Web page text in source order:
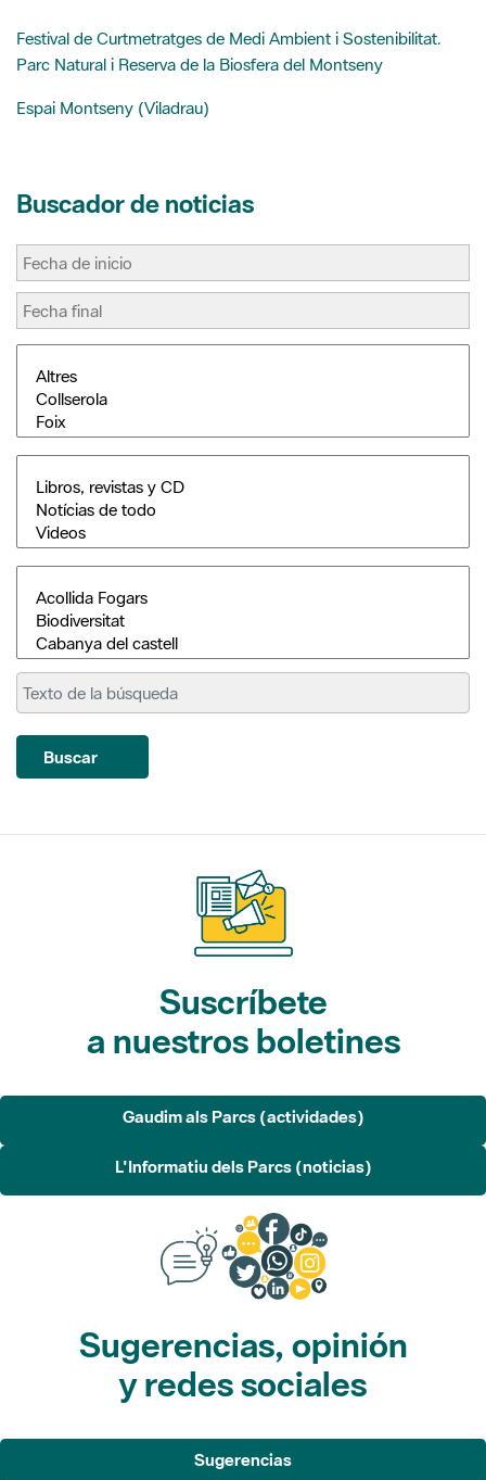
Festival de Curtmetratges de Medi Ambient i Sostenibilitat.
Parc Natural i Reserva de la Biosfera del Montseny
Espai Montseny (Viladrau)
Buscador de noticias
Buscar
Suscríbete
a nuestros boletines
Gaudim als Parcs (actividades)
L'Informatiu dels Parcs (noticias)
Sugerencias, opinión
y redes sociales
Sugerencias